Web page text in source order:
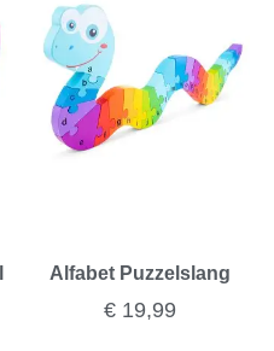
Alfabet Puzzelslang
€ 19,99